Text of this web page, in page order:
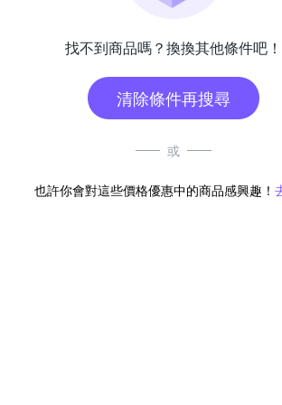
找不到商品嗎？換換其他條件吧！
清除條件再搜尋
或
也許你會對這些價格優惠中的商品感興趣！